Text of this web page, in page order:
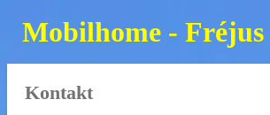
Zum
Hauptinhalt
springen
Mobilhome - Fréjus
Kontakt